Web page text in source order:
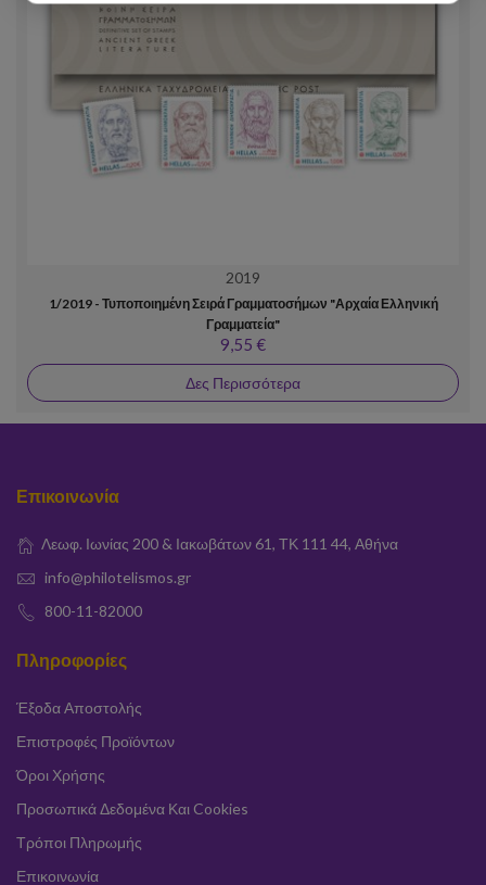
2019
1/2019 - Τυποποιημένη Σειρά Γραμματοσήμων "Αρχαία Ελληνική
Γραμματεία"
9,55 €
Δες Περισσότερα
Επικοινωνία
Λεωφ. Ιωνίας 200 & Ιακωβάτων 61, ΤΚ 111 44, Αθήνα
info@philotelismos.gr
800-11-82000
Πληροφορίες
Έξοδα Αποστολής
Επιστροφές Προϊόντων
Όροι Χρήσης
Προσωπικά Δεδομένα Και Cookies
Τρόποι Πληρωμής
Επικοινωνία